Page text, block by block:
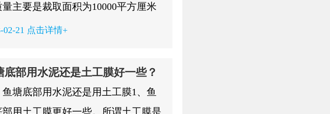
主要是裁取面积为10000平方厘米
样10块，将裁好的试样按编号顺序逐
代表性的试样10块，试样尺寸不小于
版的面积，将试样自然平放在基准板
块之间，轻轻放下压块，使试样收到
02-21 点击详情+
底部用水泥还是土工膜好一些？
鱼塘底部用水泥还是用土工膜1、鱼
部用土工膜更好一些。所谓土工膜是